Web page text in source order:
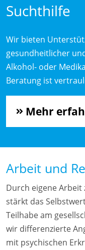
Suchthilfe
Wir bieten
gesundheitlicher
Alkohol- oder
Beratung ist
Mehr
Arbeit und
Durch eigene
stärkt das
Teilhabe am
wir differenzierte
mit psychischen